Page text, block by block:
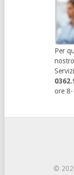
Per
nostro
ore
©